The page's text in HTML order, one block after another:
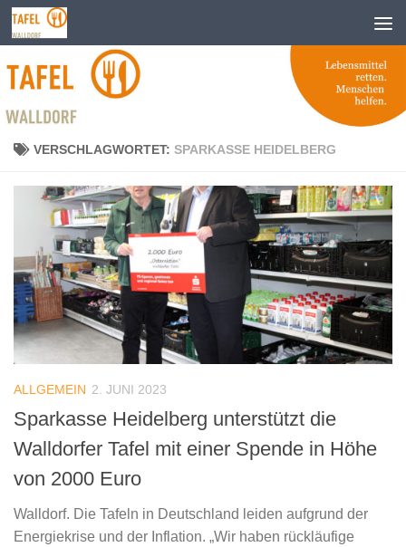
Zum Inhalt springen
VERSCHLAGWORTET: SPARKASSE HEIDELBERG
ALLGEMEIN 2. JUNI 2023
Sparkasse Heidelberg unterstützt die
Walldorfer Tafel mit einer Spende in Höhe
von 2000 Euro
Walldorf. Die Tafeln in Deutschland leiden aufgrund der
Energiekrise und der Inflation. „Wir haben rückläufige